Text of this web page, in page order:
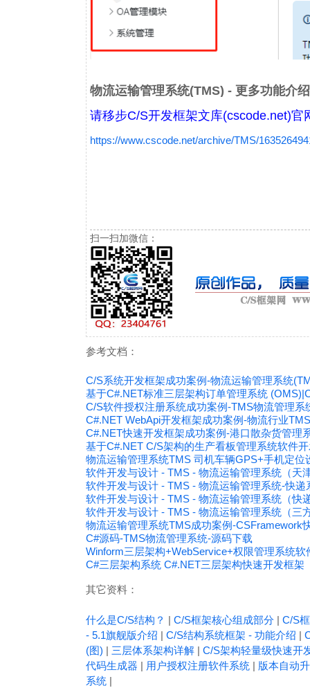
物流运输管理系统(TMS) - 更多功能介
请移步C/S开发框架文库(cscode.net)官
https://www.cscode.net/archive/TMS/
扫一扫加微信：
参考文档：
C/S系统开发框架成功案例-物流运输管理系统
基于C#.NET标准三层架构订单管理系统
C/S软件授权注册系统成功案例-TMS物流管理系
C#.NET WebApi开发框架成功案例-物流行业
C#.NET快速开发框架成功案例-港口散杂货管理
基于C#.NET C/S架构的生产看板管理系统软件
物流运输管理系统TMS 司机车辆GPS+手机定位
软件开发与设计 - TMS - 物流运输管理系统（天
软件开发与设计 - TMS - 物流运输管理系统-快递
软件开发与设计 - TMS - 物流运输管理系统（快
软件开发与设计 - TMS - 物流运输管理系统（三
物流运输管理系统TMS成功案例-CSFramework
C#源码-TMS物流管理系统-源码下载
Winform三层架构+WebService+权限管理系统
C#三层架构系统 C#.NET三层架构快速开发框架
其它资料：
什么是C/S结构？ | C/S框架核心组成部分 | C/S
- 5.1旗舰版介绍 | C/S结构系统框架 - 功能介绍 |
(图) | 三层体系架构详解 | C/S架构轻量级快速开
代码生成器 | 用户授权注册软件系统 | 版本自动
系统 |